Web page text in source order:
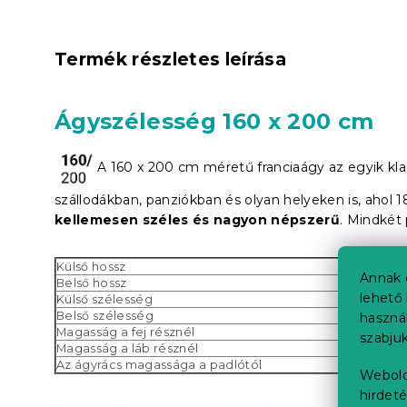
Annak
lehető
Termék részletes leírása
Ágyszélesség 160 x 200 cm
A 160 x 200 cm méretű franciaágy az egyik
szállodákban, panziókban és olyan helyeken is,
kellemesen széles és nagyon népszerű. Mindkét
Külső hossz
Belső hossz
Külső szélesség
Belső szélesség
Magasság a fej résznél
Magasság a láb résznél
Az ágyrács magassága a padlótól